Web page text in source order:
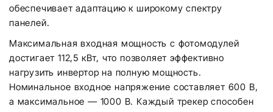
обеспечивает адаптацию к широкому спектру
панелей.
Максимальная входная мощность с фотомодулей
достигает 112,5 кВт, что позволяет эффективно
нагрузить инвертор на полную мощность.
Номинальное входное напряжение составляет 600 В,
а максимальное — 1000 В. Каждый трекер способен